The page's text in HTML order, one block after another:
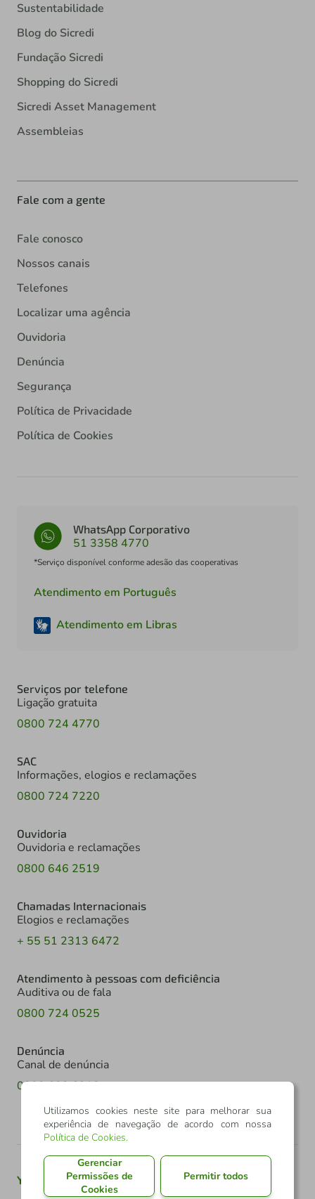
Sustentabilidade
Blog do Sicredi
Fundação Sicredi
Shopping do Sicredi
Sicredi Asset Management
Assembleias
Fale com a gente
Fale conosco
Nossos canais
Telefones
Localizar uma agência
Ouvidoria
Denúncia
Segurança
Política de Privacidade
Política de Cookies
WhatsApp Corporativo
51 3358 4770
*Serviço disponível conforme adesão das cooperativas
Atendimento em Português
Atendimento em Libras
Serviços por telefone
Ligação gratuita
0800 724 4770
SAC
Informações, elogios e reclamações
0800 724 7220
Ouvidoria
Ouvidoria e reclamações
0800 646 2519
Chamadas Internacionais
Elogios e reclamações
+ 55 51 2313 6472
Atendimento à pessoas com deficiência
Auditiva ou de fala
0800 724 0525
Denúncia
Canal de denúncia
0800 602 6918
Youtube Twitter Linkedin Instagram
Utilizamos cookies neste site para melhorar sua
experiência de navegação de acordo com nossa
Política de Cookies.
Gerenciar
Permissões de
Cookies
Permitir todos